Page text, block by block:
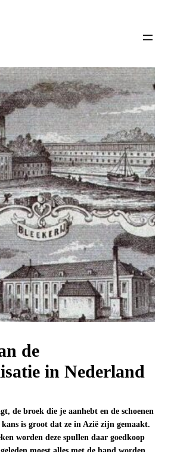
de
in Nederland
de broek die je aanhebt en de schoenen
is groot dat ze in Azië zijn gemaakt.
worden deze spullen daar goedkoop
moest alles met de hand worden